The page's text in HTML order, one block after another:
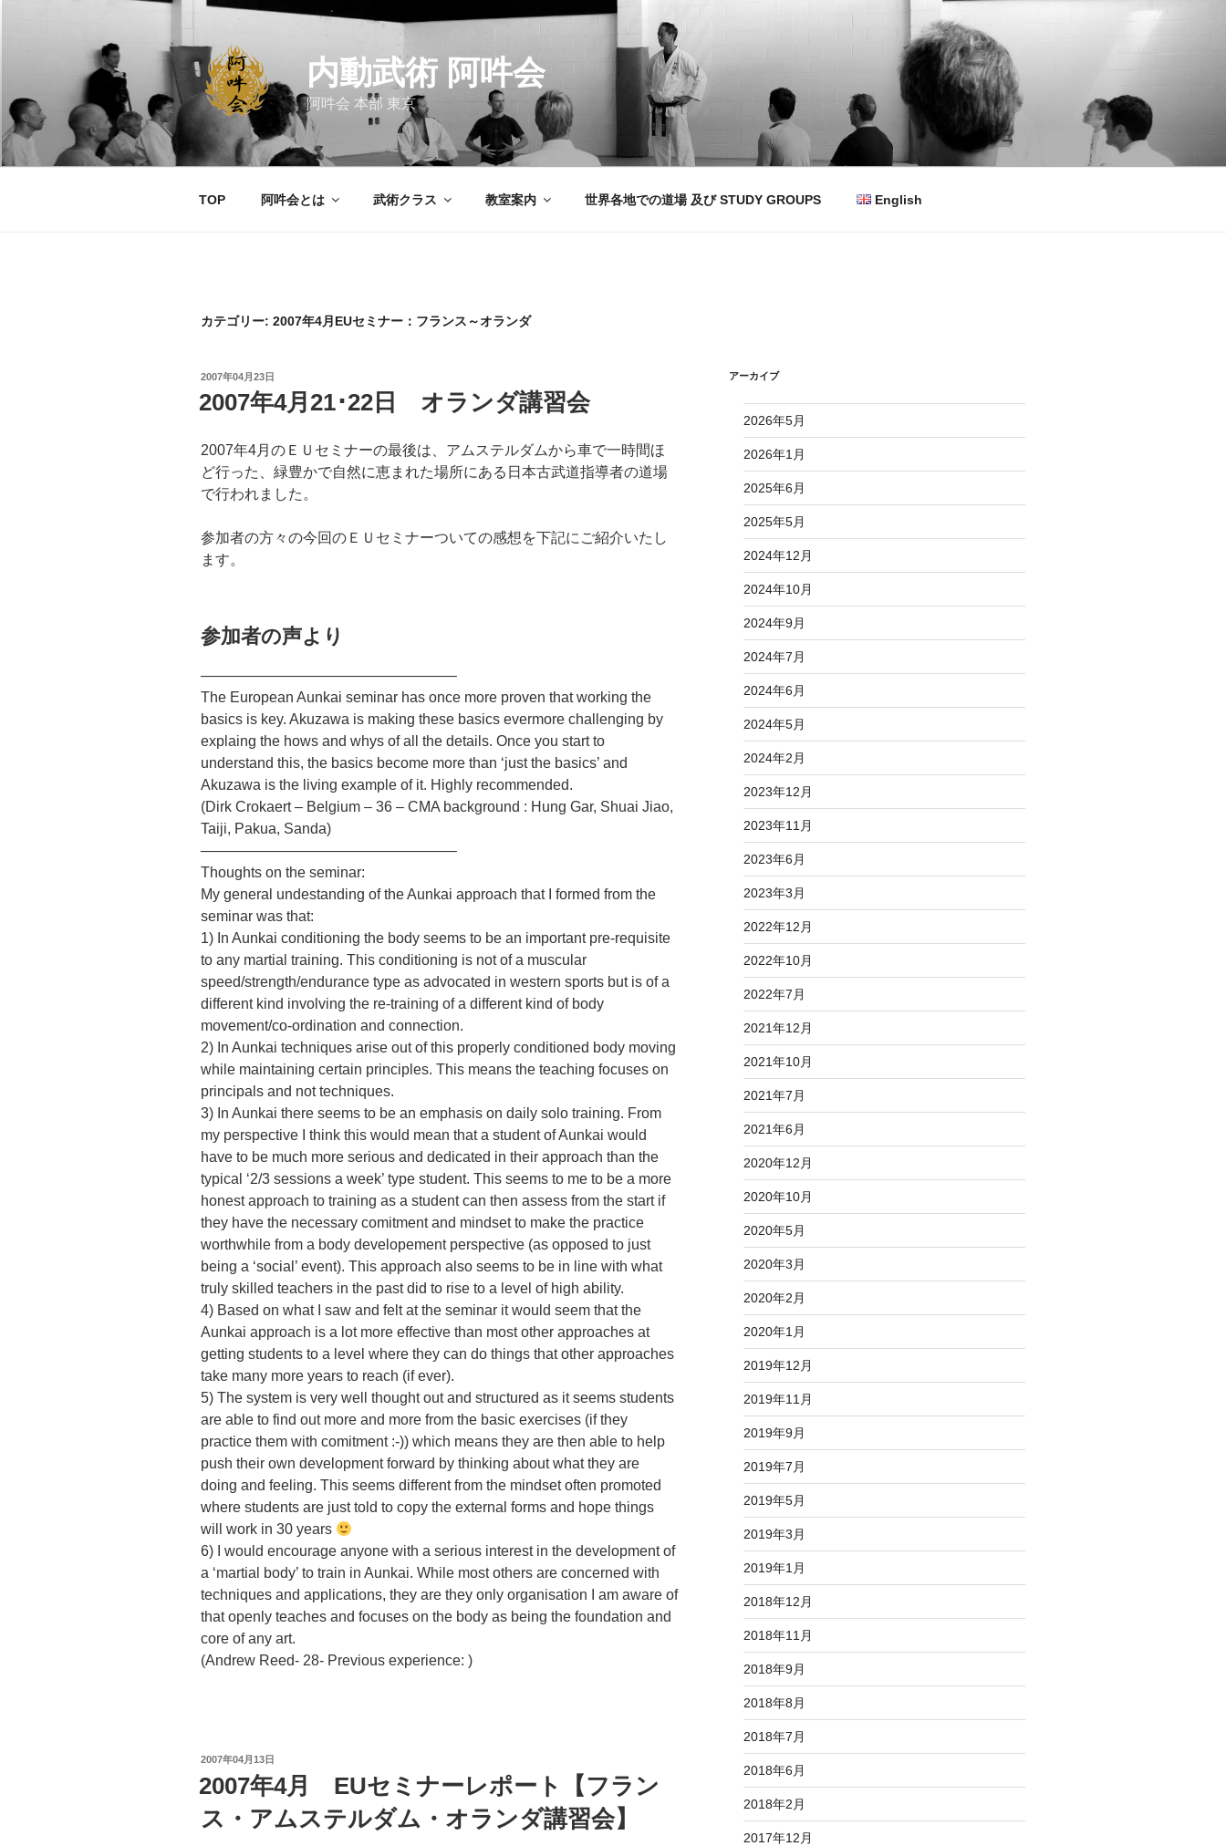
ツ
へ
ス
キ
内動武術 阿吽会
阿吽会 本部 東京
TOP 阿吽会とは 武術クラス 教室案内 世界各地での道場 及び STUDY GROUPS English
カテゴリー: 2007年4月EUセミナー：フランス～オランダ
投
日:
2007年04月23日
2007年4月21･22日 オランダ講習会
2007年4月のＥＵセミナーの最後は、アムステルダムから車で一時間ほ
ど行った、緑豊かで自然に恵まれた場所にある日本古武道指導者の道場
で行われました。
参加者の方々の今回のＥＵセミナーついての感想を下記にご紹介いたし
ます。
参加者の声より
—————————————————–
The European Aunkai seminar has once more proven that working the
basics is key. Akuzawa is making these basics evermore challenging by
explaing the hows and whys of all the details. Once you start to
understand this, the basics become more than ‘just the basics’ and
Akuzawa is the living example of it. Highly recommended.
(Dirk Crokaert – Belgium – 36 – CMA background : Hung Gar, Shuai Jiao,
Taiji, Pakua, Sanda)
—————————————————–
Thoughts on the seminar:
My general undestanding of the Aunkai approach that I formed from the
seminar was that:
1) In Aunkai conditioning the body seems to be an important pre-requisite
to any martial training. This conditioning is not of a muscular
speed/strength/endurance type as advocated in western sports but is of a
different kind involving the re-training of a different kind of body
movement/co-ordination and connection.
2) In Aunkai techniques arise out of this properly conditioned body moving
while maintaining certain principles. This means the teaching focuses on
principals and not techniques.
3) In Aunkai there seems to be an emphasis on daily solo training. From
my perspective I think this would mean that a student of Aunkai would
have to be much more serious and dedicated in their approach than the
typical ‘2/3 sessions a week’ type student. This seems to me to be a more
honest approach to training as a student can then assess from the start if
they have the necessary comitment and mindset to make the practice
worthwhile from a body developement perspective (as opposed to just
being a ‘social’ event). This approach also seems to be in line with what
truly skilled teachers in the past did to rise to a level of high ability.
4) Based on what I saw and felt at the seminar it would seem that the
Aunkai approach is a lot more effective than most other approaches at
getting students to a level where they can do things that other approaches
take many more years to reach (if ever).
5) The system is very well thought out and structured as it seems students
are able to find out more and more from the basic exercises (if they
practice them with comitment :-)) which means they are then able to help
push their own development forward by thinking about what they are
doing and feeling. This seems different from the mindset often promoted
where students are just told to copy the external forms and hope things
will work in 30 years
6) I would encourage anyone with a serious interest in the development of
a ‘martial body’ to train in Aunkai. While most others are concerned with
techniques and applications, they are they only organisation I am aware of
that openly teaches and focuses on the body as being the foundation and
core of any art.
(Andrew Reed- 28- Previous experience: )
投
日:
2007年04月13日
2007年4月 EUセミナーレポート【フラン
ス・アムステルダム・オランダ講習会】
アーカイブ
2026年5月
2026年1月
2025年6月
2025年5月
2024年12月
2024年10月
2024年9月
2024年7月
2024年6月
2024年5月
2024年2月
2023年12月
2023年11月
2023年6月
2023年3月
2022年12月
2022年10月
2022年7月
2021年12月
2021年10月
2021年7月
2021年6月
2020年12月
2020年10月
2020年5月
2020年3月
2020年2月
2020年1月
2019年12月
2019年11月
2019年9月
2019年7月
2019年5月
2019年3月
2019年1月
2018年12月
2018年11月
2018年9月
2018年8月
2018年7月
2018年6月
2018年2月
2017年12月